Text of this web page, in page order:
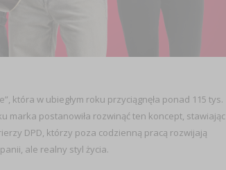
która w ubiegłym roku przyciągnęła ponad 115 tys.
marka postanowiła rozwinąć ten koncept, stawiając
DPD, którzy poza codzienną pracą rozwijają
ale realny styl życia.